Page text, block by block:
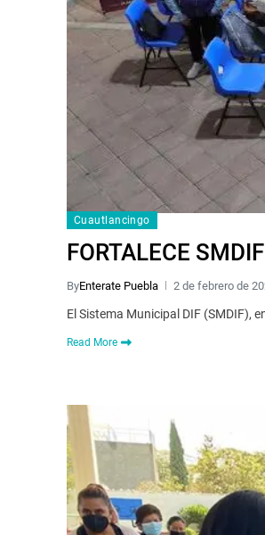
Cuautlancingo
FORTALECE
ByEnterate Puebla 2 de febrero de
El Sistema Municipal DIF (SMDIF),
Read More